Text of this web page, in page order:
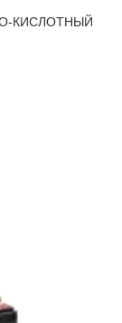
КИСЛОТНЫЙ